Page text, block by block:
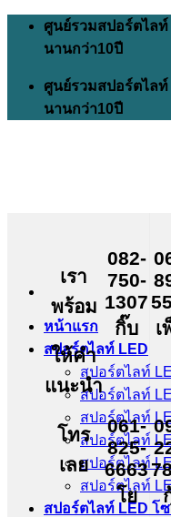
Skip
content
ศูนย์รวมสปอร์ตไล
นานกว่า10ปี
ศูนย์รวมสปอร์ตไล
นานกว่า10ปี
หน้าแรก
สปอร์ตไลท์ LED
สปอร์ตไลท์
สปอร์ตไลท์
สปอร์ตไลท์
สปอร์ตไลท์
สปอร์ตไลท์
สปอร์ตไลท์
สปอร์ตไลท์ LED โ
เรา
พร้อม
ให้คำ
แนะนำ
โทร
เลย
082-
750-
1307
กิ๊บ
061-
825-
6663
โย